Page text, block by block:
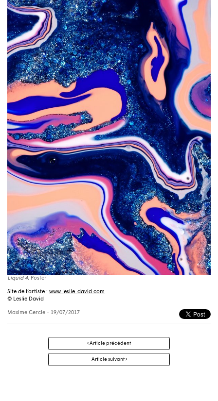
Liquid 4, Poster
Site de l’artiste : www.leslie-david.com
© Leslie David
Maxime Cercle - 19/07/2017
Navigation
Article précédent
Article suivant